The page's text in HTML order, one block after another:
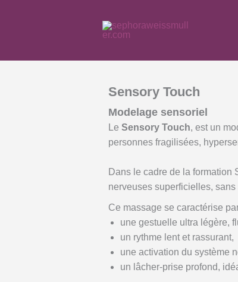
Sensory Touch
Modelage sensoriel
Le Sensory Touch, est un
personnes fragilisées,
Dans le cadre de la formation
nerveuses superficielles,
Ce massage se caractérise
une gestuelle ultra légère,
un rythme lent et rassurant,
une activation du système
un lâcher-prise profond,